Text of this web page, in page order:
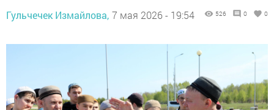
Гульчечек Измайлова, 7 мая 2026 - 19:54 526 0 0